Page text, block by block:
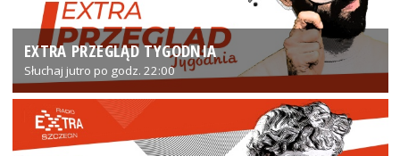
EXTRA PRZEGLĄD TYGODNIA
Słuchaj jutro po godz. 22:00